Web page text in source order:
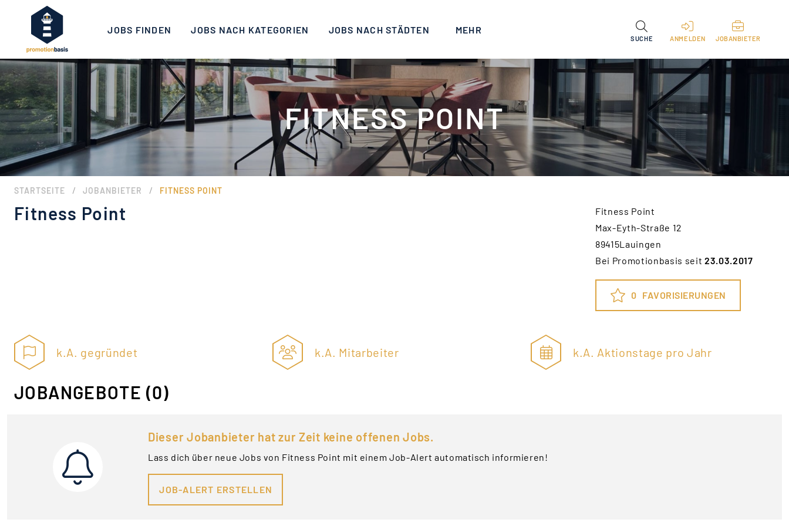
JOBS FINDEN JOBS NACH KATEGORIEN JOBS NACH STÄDTEN MEHR
SUCHE ANMELDEN JOBANBIETER
FITNESS POINT
STARTSEITE / JOBANBIETER / FITNESS POINT
Fitness Point
Fitness Point
Max-Eyth-Straße 12
89415Lauingen
Bei Promotionbasis seit23.03.2017
0 FAVORISIERUNGEN
k.A. gegründet k.A. Mitarbeiter k.A. Aktionstage pro Jahr
JOBANGEBOTE (0)
Dieser Jobanbieter hat zur Zeit keine offenen Jobs.
Lass dich über neue Jobs von Fitness Point mit einem Job-Alert automatisch informieren!
JOB-ALERT ERSTELLEN